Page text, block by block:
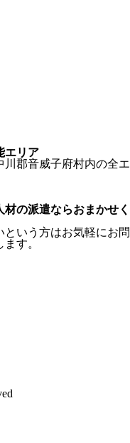
エリア
郡音威子府村内の全エ
の派遣ならおまかせく
という方はお気軽にお問
す。